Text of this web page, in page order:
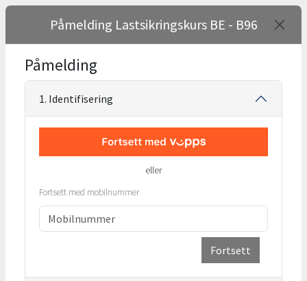
Påmelding Lastsikringskurs BE - B96
Påmelding
1. Identifisering
eller
Fortsett med mobilnummer
Fortsett